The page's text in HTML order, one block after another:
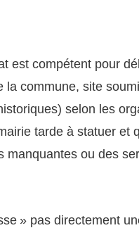
est compétent pour
la commune, site
selon les
tarde à statuer et
manquantes ou des
» pas directement